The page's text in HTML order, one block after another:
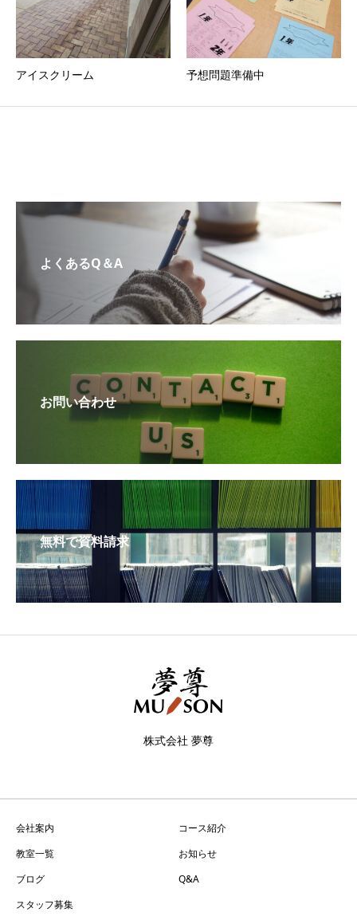
アイスクリーム 予想問題準備中
よくあるQ＆A
お問い合わせ
無料で資料請求
株式会社 夢尊
会社案内
コース紹介
教室一覧
お知らせ
ブログ
Q&A
スタッフ募集